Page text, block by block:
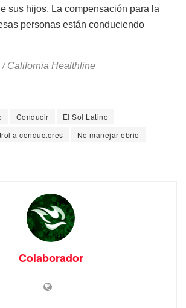
sus hijos. La compensación para la
personas están conduciendo
/ California Healthline
Conducir
El Sol Latino
a conductores
No manejar ebrio
Colaborador